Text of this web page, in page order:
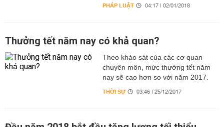
PHÁP LUẬT 04:17 | 02/01/2018
Thưởng tết năm nay có khả quan?
Theo khảo sát của các cơ quan
chuyên môn, mức thưởng tết năm
nay sẽ cao hơn so với năm 2017.
THỜI SỰ 03:46 | 25/12/2017